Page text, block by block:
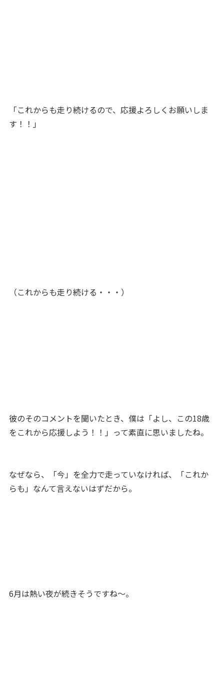
「これからも走り続けるので、応援よろしくお願いしま
す！！」
（これからも走り続ける・・・）
彼のそのコメントを聞いたとき、僕は「よし、この18歳
をこれから応援しよう！！」って素直に思いましたね。
なぜなら、「今」を全力で走っていなければ、「これか
らも」なんて言えないはずだから。
6月は熱い夜が続きそうですね～。